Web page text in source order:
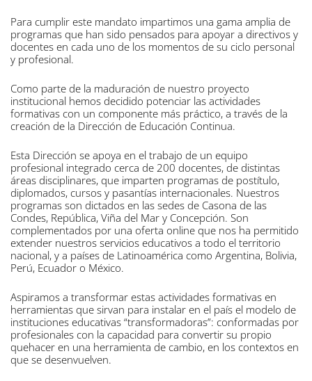
Para cumplir este mandato impartimos una gama amplia de
programas que han sido pensados para apoyar a directivos y
docentes en cada uno de los momentos de su ciclo personal
y profesional.
Como parte de la maduración de nuestro proyecto
institucional hemos decidido potenciar las actividades
formativas con un componente más práctico, a través de la
creación de la Dirección de Educación Continua.
Esta Dirección se apoya en el trabajo de un equipo
profesional integrado cerca de 200 docentes, de distintas
áreas disciplinares, que imparten programas de postítulo,
diplomados, cursos y pasantías internacionales. Nuestros
programas son dictados en las sedes de Casona de las
Condes, República, Viña del Mar y Concepción. Son
complementados por una oferta online que nos ha permitido
extender nuestros servicios educativos a todo el territorio
nacional, y a países de Latinoamérica como Argentina, Bolivia,
Perú, Ecuador o México.
Aspiramos a transformar estas actividades formativas en
herramientas que sirvan para instalar en el país el modelo de
instituciones educativas “transformadoras”: conformadas por
profesionales con la capacidad para convertir su propio
quehacer en una herramienta de cambio, en los contextos en
que se desenvuelven.